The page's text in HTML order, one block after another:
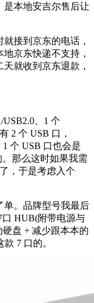
是本地安吉尔售后让
接到京东的电话，
京东快递不支持，
就收到京东退款，
USB2.0、1 个
2 个 USB 口，
个 USB 口也会是
那么这时如果我需
，于是考虑入个
单。品牌型号我最后
口 HUB(附带电源与
盘 + 减少跟本本的
7 口的。